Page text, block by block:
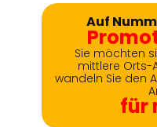
Auf
Sie möchten
mittlere Orts-
wandeln Sie den
für